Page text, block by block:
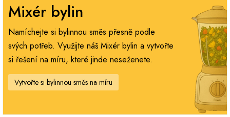
Mixér bylin
Namíchejte si bylinnou směs přesně podle
svých potřeb. Využijte náš Mixér bylin a vytvořte
si řešení na míru, které jinde neseženete.
Vytvořte si bylinnou směs na míru